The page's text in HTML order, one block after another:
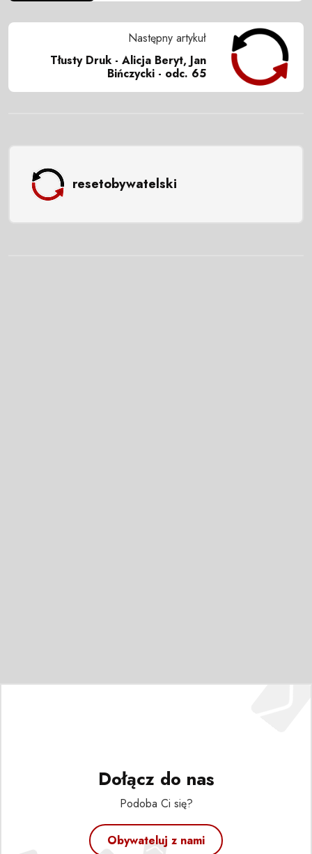
Następny artykuł
Tłusty Druk - Alicja Beryt, Jan
Bińczycki - odc. 65
resetobywatelski
Dołącz do nas
Podoba Ci się?
Obywateluj z nami